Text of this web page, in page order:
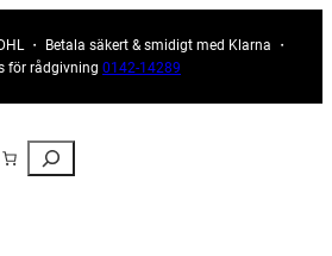
・ Betala säkert & smidigt med Klarna ・
för rådgivning 0142-14289
Sök